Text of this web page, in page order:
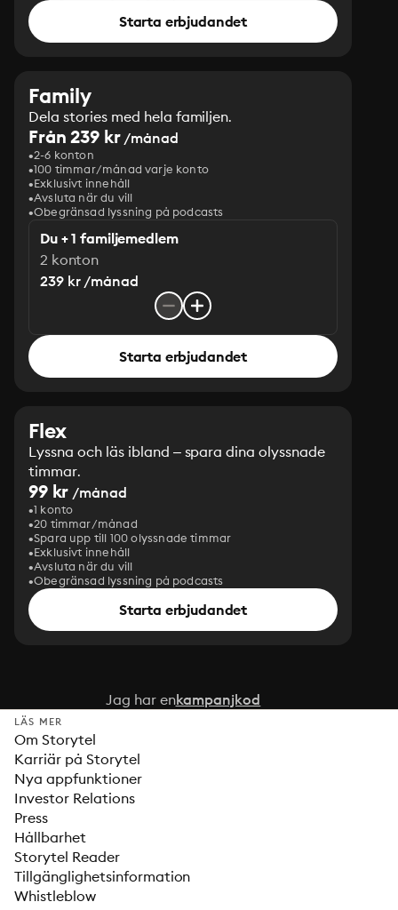
Starta erbjudandet
Family
Dela stories med hela familjen.
Från 239 kr/månad
2-6 konton
100 timmar/månad varje konto
Exklusivt innehåll
Avsluta när du vill
Obegränsad lyssning på podcasts
Du + 1 familjemedlem
2 konton
239 kr /månad
Starta erbjudandet
Flex
Lyssna och läs ibland – spara dina olyssnade
timmar.
99 kr /månad
1 konto
20 timmar/månad
Spara upp till 100 olyssnade timmar
Exklusivt innehåll
Avsluta när du vill
Obegränsad lyssning på podcasts
Starta erbjudandet
Jag har enkampanjkod
LÄS MER
Om Storytel
Karriär på Storytel
Nya appfunktioner
Investor Relations
Press
Hållbarhet
Storytel Reader
Tillgänglighetsinformation
Whistleblow